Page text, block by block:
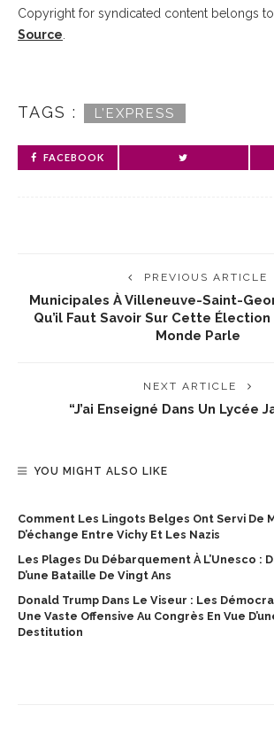
Copyright for syndicated content belongs
Source
TAGS : L’EXPRESS
FACEBOOK
PREVIOUS ARTICLE
Municipales À Villeneuve-Saint-
Qu’il Faut Savoir Sur Cette
Monde Parle
NEXT ARTICLE
“J’ai Enseigné Dans Un Lycée
YOU MIGHT ALSO LIKE
Comment Les Lingots Belges Ont Servi De
D’échange Entre Vichy Et Les Nazis
Les Plages Du Débarquement À L’Unesco :
D’une Bataille De Vingt Ans
Donald Trump Dans Le Viseur : Les
Une Vaste Offensive Au Congrès En Vue
Destitution